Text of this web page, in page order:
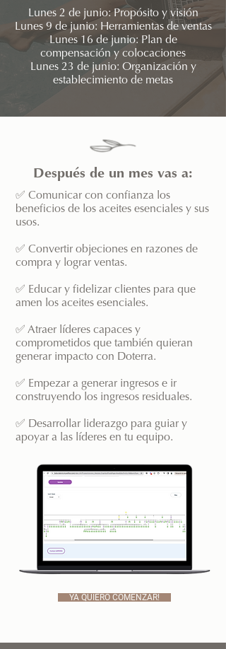
Lunes 2 de junio: Propósito y visión
Lunes 9 de junio: Herramientas de ventas
Lunes 16 de junio: Plan de
compensación y colocaciones
Lunes 23 de junio: Organización y
establecimiento de metas
Después de un mes vas a:
✅ Comunicar con confianza los
beneficios de los aceites esenciales y sus
usos.
✅ Convertir objeciones en razones de
compra y lograr ventas.
✅ Educar y fidelizar clientes para que
amen los aceites esenciales.
✅ Atraer líderes capaces y
comprometidos que también quieran
generar impacto con Doterra.
✅ Empezar a generar ingresos e ir
construyendo los ingresos residuales.
✅ Desarrollar liderazgo para guiar y
apoyar a las líderes en tu equipo.
YA QUIERO COMENZAR!